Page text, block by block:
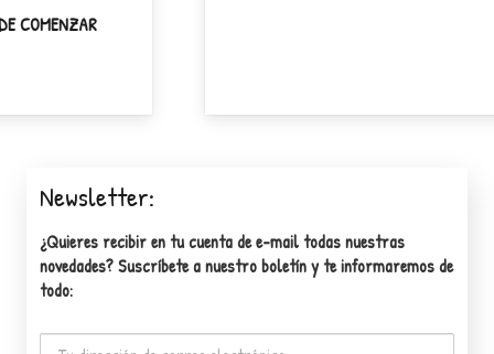
Newsletter:
¿Quieres recibir en tu cuenta de e-mail todas nuestras
novedades? Suscríbete a nuestro boletín y te informaremos de
todo: